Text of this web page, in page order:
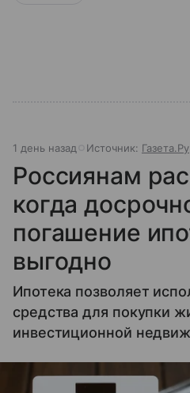
1 день назад Источник: Газета.Ру
Россиянам
когда
погашение
выгодно
Ипотека позволяет
средства для покупки
инвестиционной